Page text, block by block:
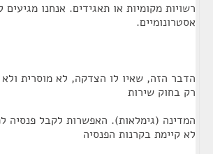
רשויות מקומיות או תאגידים. אנחנו מגיעים
אסטרונומיים.
הדבר הזה, שאיו לו הצדקה, לא מוסרית ולא
רק בחוק שירות
המדינה (גימלאות). האפשרות לקבל פנסיה
לא קיימת בקרנות הפנסיה